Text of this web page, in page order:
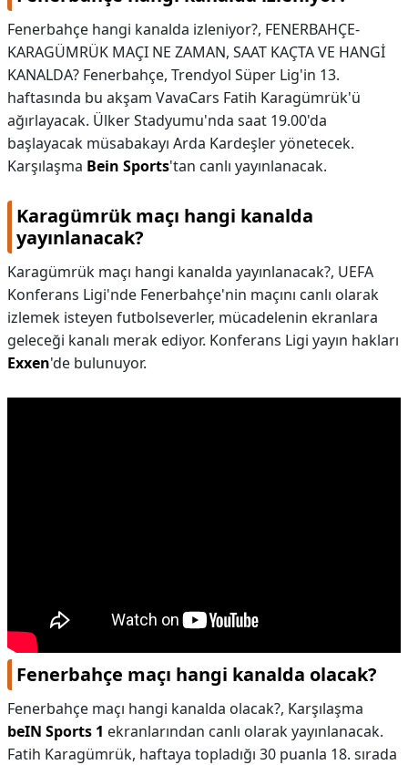
Fenerbahçe hangi kanalda izleniyor?, FENERBAHÇE-
KARAGÜMRÜK MAÇI NE ZAMAN, SAAT KAÇTA VE HANGİ
KANALDA? Fenerbahçe, Trendyol Süper Lig'in 13.
haftasında bu akşam VavaCars Fatih Karagümrük'ü
ağırlayacak. Ülker Stadyumu'nda saat 19.00'da
başlayacak müsabakayı Arda Kardeşler yönetecek.
Karşılaşma Bein Sports'tan canlı yayınlanacak.
Karagümrük maçı hangi kanalda
yayınlanacak?
Karagümrük maçı hangi kanalda yayınlanacak?, UEFA
Konferans Ligi'nde Fenerbahçe'nin maçını canlı olarak
izlemek isteyen futbolseverler, mücadelenin ekranlara
geleceği kanalı merak ediyor. Konferans Ligi yayın hakları
Exxen'de bulunuyor.
Fenerbahçe maçı hangi kanalda olacak?
Fenerbahçe maçı hangi kanalda olacak?, Karşılaşma
beIN Sports 1 ekranlarından canlı olarak yayınlanacak.
Fatih Karagümrük, haftaya topladığı 30 puanla 18. sırada